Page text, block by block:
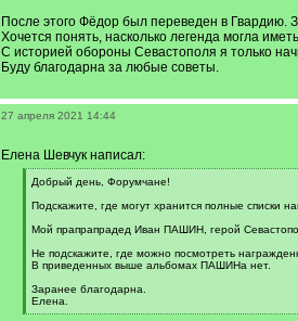
После этого Фёдор был переведен в Гвардию.
Хочется понять, насколько легенда могла
С историей обороны Севастополя я только
Буду благодарна за любые советы.
27 апреля 2021 14:44
Елена Шевчук написал:
[
]
Добрый день, Форумчане!
Подскажите, где могут хранится полные списки
Мой прапрапрадед Иван ПАШИН, герой
Не подскажите, где можно посмотреть
В приведенных выше альбомах ПАШИНа нет.
Заранее благодарна.
Елена.
[